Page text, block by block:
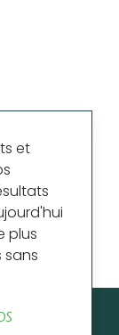
et
plus
sans